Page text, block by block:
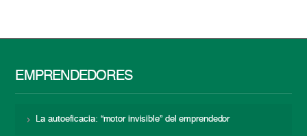
EMPRENDEDORES
La autoeficacia: “motor invisible” del emprendedor